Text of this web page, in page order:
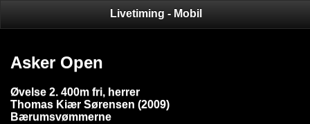
Livetiming - Mobil
Asker Open
Øvelse 2. 400m fri, herrer
Thomas Kiær Sørensen (2009)
Bærumsvømmerne